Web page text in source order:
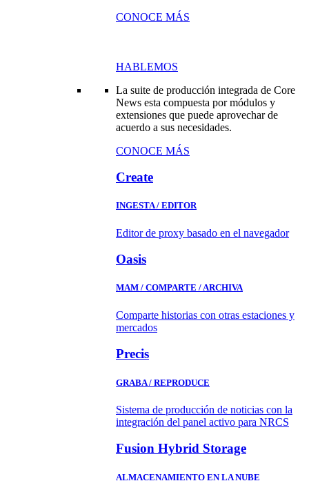
CONOCE MÁS
HABLEMOS
La suite de producción integrada de Core
News esta compuesta por módulos y
extensiones que puede aprovechar de
acuerdo a sus necesidades.
CONOCE MÁS
Create
INGESTA / EDITOR
Editor de proxy basado en el navegador
Oasis
MAM / COMPARTE / ARCHIVA
Comparte historias con otras estaciones y
mercados
Precis
GRABA / REPRODUCE
Sistema de producción de noticias con la
integración del panel activo para NRCS
Fusion Hybrid Storage
ALMACENAMIENTO EN LA NUBE